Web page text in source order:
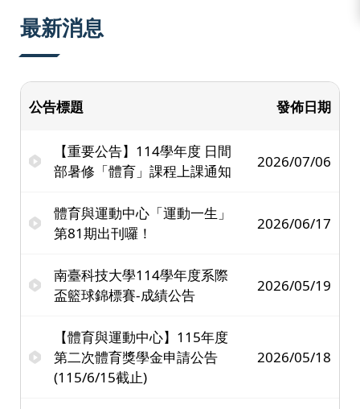
最新消息
公告標題 發佈日期
【重要公告】114學年度 日間
部暑修「體育」課程上課通知
2026/07/06
體育與運動中心「運動一生」
第81期出刊囉！
2026/06/17
南臺科技大學114學年度系際
盃籃球錦標賽-成績公告
2026/05/19
【體育與運動中心】115年度
第二次體育獎學金申請公告
(115/6/15截止)
2026/05/18